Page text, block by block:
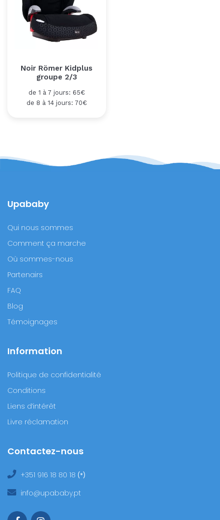
Noir Römer Kidplus
groupe 2/3
de 1 à 7 jours: 65€
de 8 à 14 jours: 70€
Upababy
Qui nous sommes
Comment ça marche
Où sommes-nous
Partenairs
FAQ
Blog
Témoignages
Information
Politique de confidentialité
Conditions
Liens d’intérêt
Livre réclamation
Contactez-nous
+351 916 18 80 18 (*)
info@upababy.pt